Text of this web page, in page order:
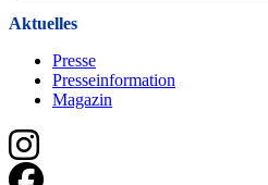
Aktuelles
Presse
Presseinformation
Magazin